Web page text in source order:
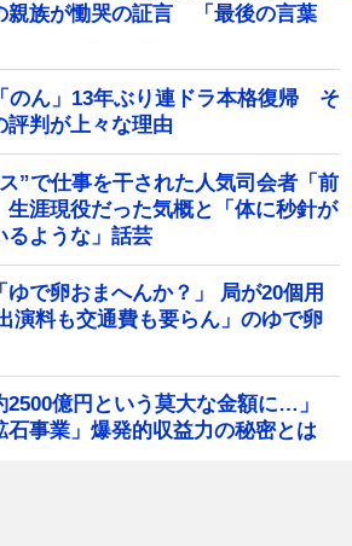
親族が慟哭の証言 「最後の言葉
のん」13年ぶり連ドラ本格復帰 そ
評判が上々な理由
”で仕事を干された人気司会者「前
涯現役だった気概と「体に秒針が
るような」話芸
ゆで卵おまへんか？」 局が20個用
演料も交通費も要らん」のゆで卵
2500億円という莫大な金額に…」
石事業」爆発的収益力の秘密とは